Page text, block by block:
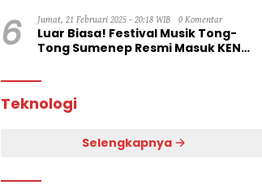
6 Jumat, 21 Februari 2025 - 20:18 WIB 0 Komentar
Luar Biasa! Festival Musik Tong-
Tong Sumenep Resmi Masuk KEN
Teknologi
Selengkapnya